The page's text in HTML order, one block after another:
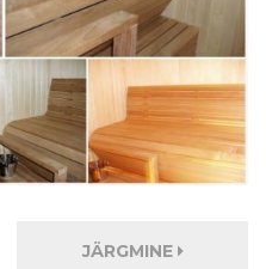
JÄRGMINE